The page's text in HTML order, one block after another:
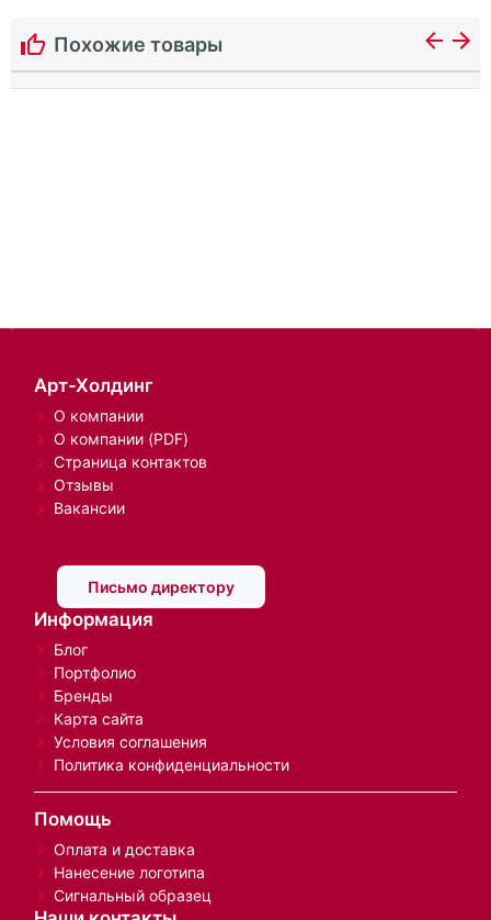
Похожие товары
Арт-Холдинг
О компании
О компании (PDF)
Страница контактов
Отзывы
Вакансии
Письмо директору
Информация
Блог
Портфолио
Бренды
Карта сайта
Условия соглашения
Политика конфиденциальности
Помощь
Оплата и доставка
Нанесение логотипа
Сигнальный образец